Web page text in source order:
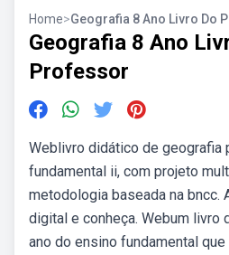
Home>Geografia 8 Ano Livro Do
Geografia 8 Ano
Professor
Weblivro didático de geografia
fundamental ii, com projeto
metodologia baseada na bncc.
digital e conheça. Webum livro
ano do ensino fundamental